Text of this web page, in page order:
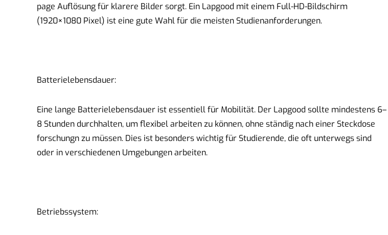
page Auflösung für klarere Bilder sorgt. Ein Lapgood mit einem Full-HD-Bildschirm
(1920×1080 Pixel) ist eine gute Wahl für die meisten Studienanforderungen.
Batterielebensdauer:
Eine lange Batterielebensdauer ist essentiell für Mobilität. Der Lapgood sollte mindestens 6–
8 Stunden durchhalten, um flexibel arbeiten zu können, ohne ständig nach einer Steckdose
forschungn zu müssen. Dies ist besonders wichtig für Studierende, die oft unterwegs sind
oder in verschiedenen Umgebungen arbeiten.
Betriebssystem: